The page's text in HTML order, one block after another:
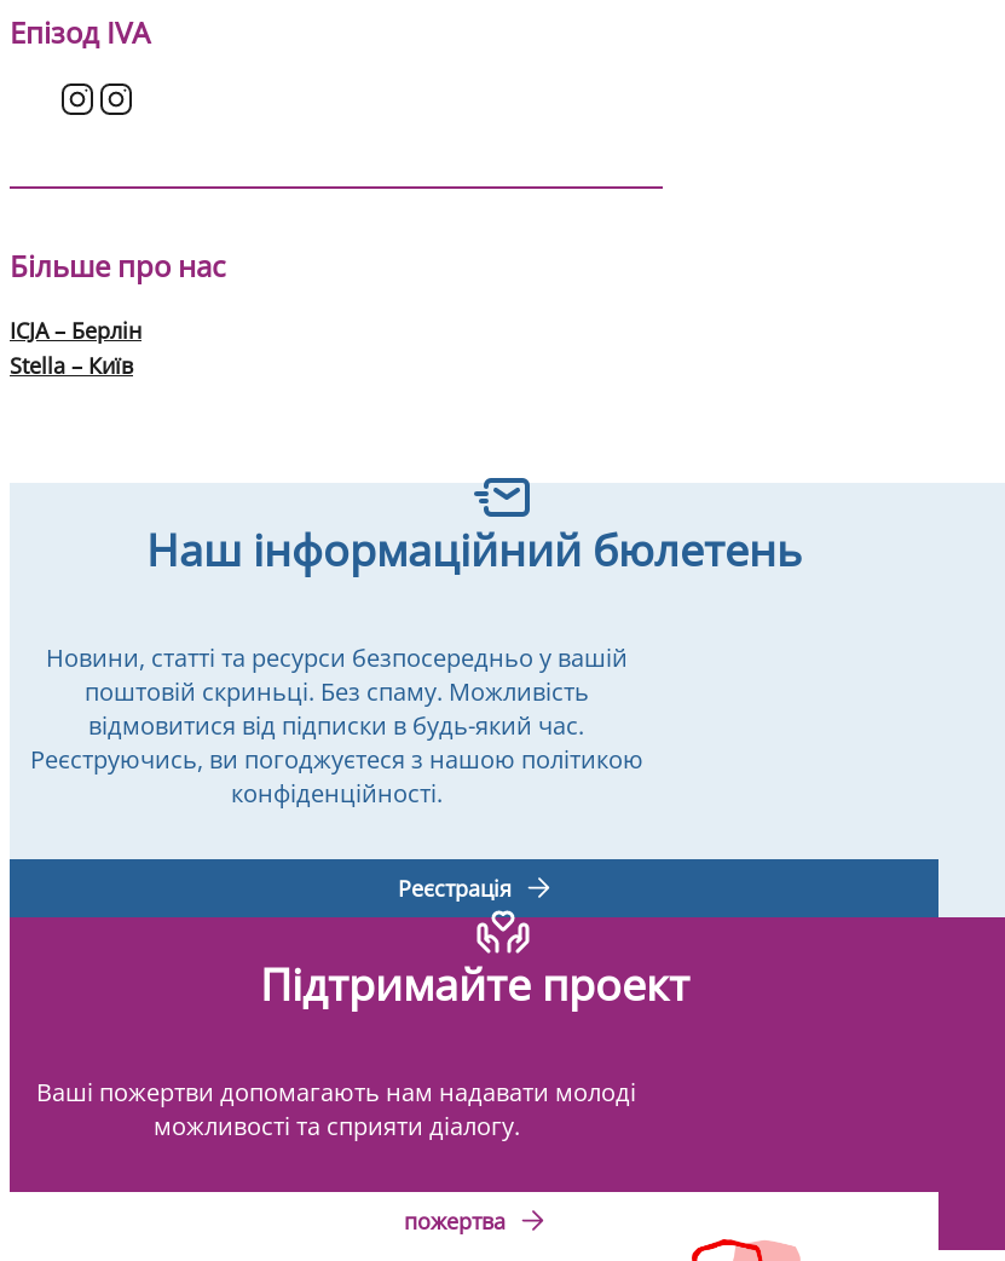
Епізод IVA
Більше про нас
ICJA – Берлін
Stella – Київ
Наш інформаційний бюлетень
Новини, статті та ресурси безпосередньо у вашій
поштовій скриньці. Без спаму. Можливість
відмовитися від підписки в будь-який час.
Реєструючись, ви погоджуєтеся з нашою політикою
конфіденційності.
Реєстрація
Підтримайте проект
Ваші пожертви допомагають нам надавати молоді
можливості та сприяти діалогу.
пожертва